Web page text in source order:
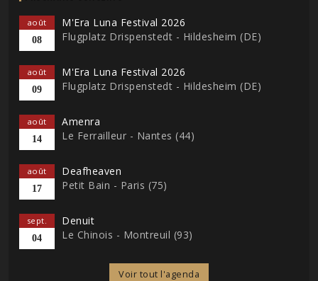
août
08
M'Era Luna Festival 2026
Flugplatz Drispenstedt - Hildesheim (DE)
août
09
M'Era Luna Festival 2026
Flugplatz Drispenstedt - Hildesheim (DE)
août
14
Amenra
Le Ferrailleur - Nantes (44)
août
17
Deafheaven
Petit Bain - Paris (75)
sept.
04
Denuit
Le Chinois - Montreuil (93)
Voir tout l'agenda